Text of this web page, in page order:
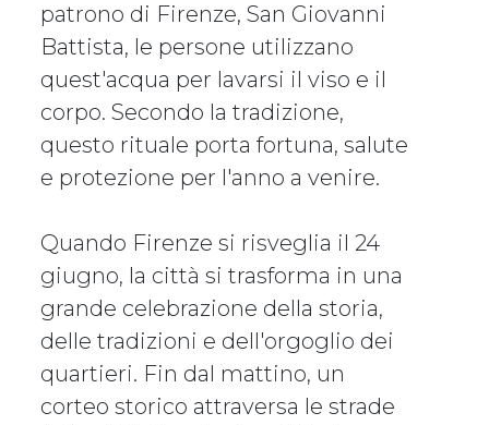
patrono di Firenze, San Giovanni
Battista, le persone utilizzano
quest'acqua per lavarsi il viso e il
corpo. Secondo la tradizione,
questo rituale porta fortuna, salute
e protezione per l'anno a venire.
Quando Firenze si risveglia il 24
giugno, la città si trasforma in una
grande celebrazione della storia,
delle tradizioni e dell'orgoglio dei
quartieri. Fin dal mattino, un
corteo storico attraversa le strade